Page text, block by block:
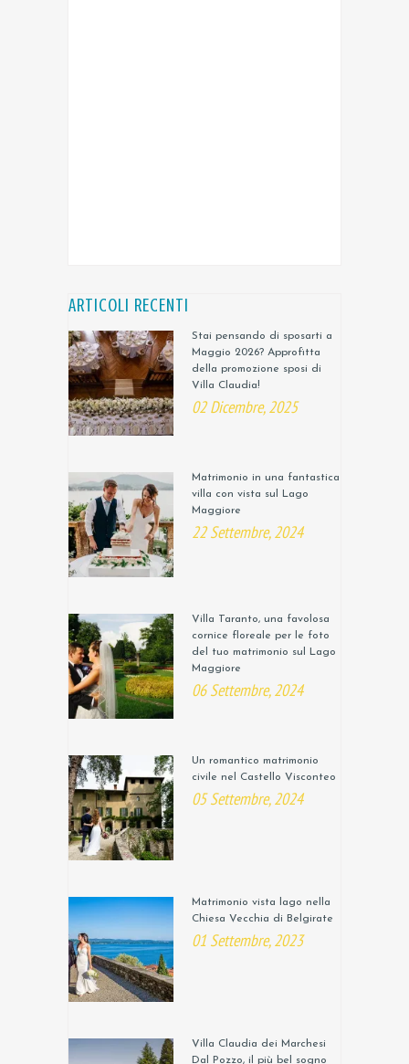
ARTICOLI RECENTI
Stai pensando di sposarti a
Maggio 2026? Approfitta
della promozione sposi di
Villa Claudia!
02 Dicembre, 2025
Matrimonio in una fantastica
villa con vista sul Lago
Maggiore
22 Settembre, 2024
Villa Taranto, una favolosa
cornice floreale per le foto
del tuo matrimonio sul Lago
Maggiore
06 Settembre, 2024
Un romantico matrimonio
civile nel Castello Visconteo
05 Settembre, 2024
Matrimonio vista lago nella
Chiesa Vecchia di Belgirate
01 Settembre, 2023
Villa Claudia dei Marchesi
Dal Pozzo, il più bel sogno